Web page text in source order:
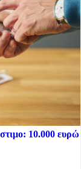
10.000 ευρώ